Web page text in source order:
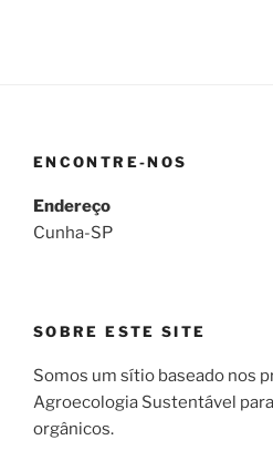
ENCONTRE-NOS
Endereço
Cunha-SP
SOBRE ESTE SITE
Somos um sítio baseado nos
Agroecologia Sustentável
orgânicos.